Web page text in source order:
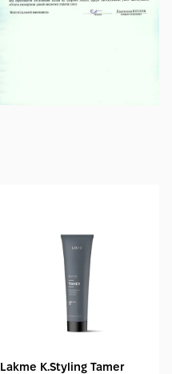
Lakme K.Styling Tamer